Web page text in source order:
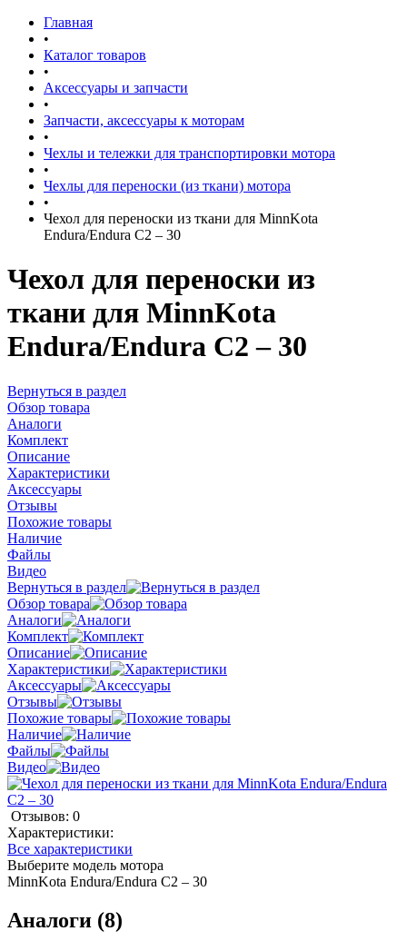
Главная
•
Каталог товаров
•
Аксессуары и запчасти
•
Запчасти, аксессуары к моторам
•
Чехлы и тележки для транспортировки мотора
•
Чехлы для переноски (из ткани) мотора
•
Чехол для переноски из ткани для MinnKota
Endura/Endura C2 – 30
Чехол для переноски из
ткани для MinnKota
Endura/Endura C2 – 30
Вернуться в раздел
Обзор товара
Аналоги
Комплект
Описание
Характеристики
Аксессуары
Отзывы
Похожие товары
Наличие
Файлы
Видео
Вернуться в раздел
Обзор товара
Аналоги
Комплект
Описание
Характеристики
Аксессуары
Отзывы
Похожие товары
Наличие
Файлы
Видео
Отзывов: 0
Характеристики:
Все характеристики
Выберите модель мотора
MinnKota Endura/Endura C2 – 30
Аналоги (8)